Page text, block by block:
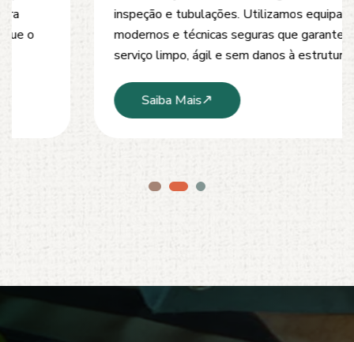
inspeção e tubulações. Utilizamos equipamentos
modernos e técnicas seguras que garantem um
serviço limpo, ágil e sem danos à estrutura.
Saiba Mais